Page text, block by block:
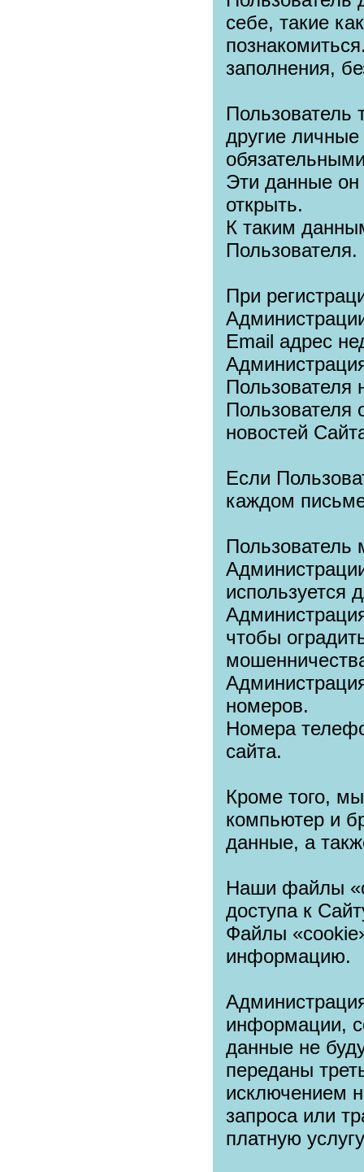
себе, такие
заполнения,
Пользователь
другие
Эти данные
открыть.
К таким
Пользователя.
При
Email адрес
Пользователя
Пользователя
новостей
Если
каждом
Пользователь
используется
чтобы
номеров.
Номера
сайта.
Кроме того,
компьютер и
данные, а
Наши файлы
доступа к
Файлы
информацию.
информации,
данные не
переданы
исключением
запроса или
платную